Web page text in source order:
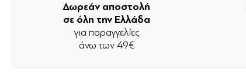
Δωρεάν αποστολή
σε όλη την Ελλάδα
για παραγγελίες
άνω των 49€